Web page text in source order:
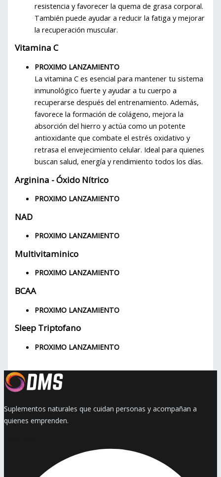
resistencia y favorecer la quema de grasa corporal.
También puede ayudar a reducir la fatiga y mejorar
la recuperación muscular.
Vitamina C
PROXIMO LANZAMIENTO
La vitamina C es esencial para mantener tu sistema
inmunológico fuerte y ayudar a tu cuerpo a
recuperarse después del entrenamiento. Además,
favorece la formación de colágeno, mejora la
absorción del hierro y actúa como un potente
antioxidante que combate el estrés oxidativo y
retrasa el envejecimiento celular. Ideal para quienes
buscan salud, energía y rendimiento todos los días.
Arginina - Óxido Nítrico
PROXIMO LANZAMIENTO
NAD
PROXIMO LANZAMIENTO
Multivitaminico
PROXIMO LANZAMIENTO
BCAA
PROXIMO LANZAMIENTO
Sleep Triptofano
PROXIMO LANZAMIENTO
Suplementos naturales que cuidan personas y acompañan a
quienes emprenden.